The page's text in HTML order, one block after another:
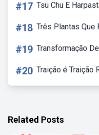
#17 Tsu Chu E
#18 Três Plantas Que
#19 Transformação
#20 Traição é Traição
Related Posts